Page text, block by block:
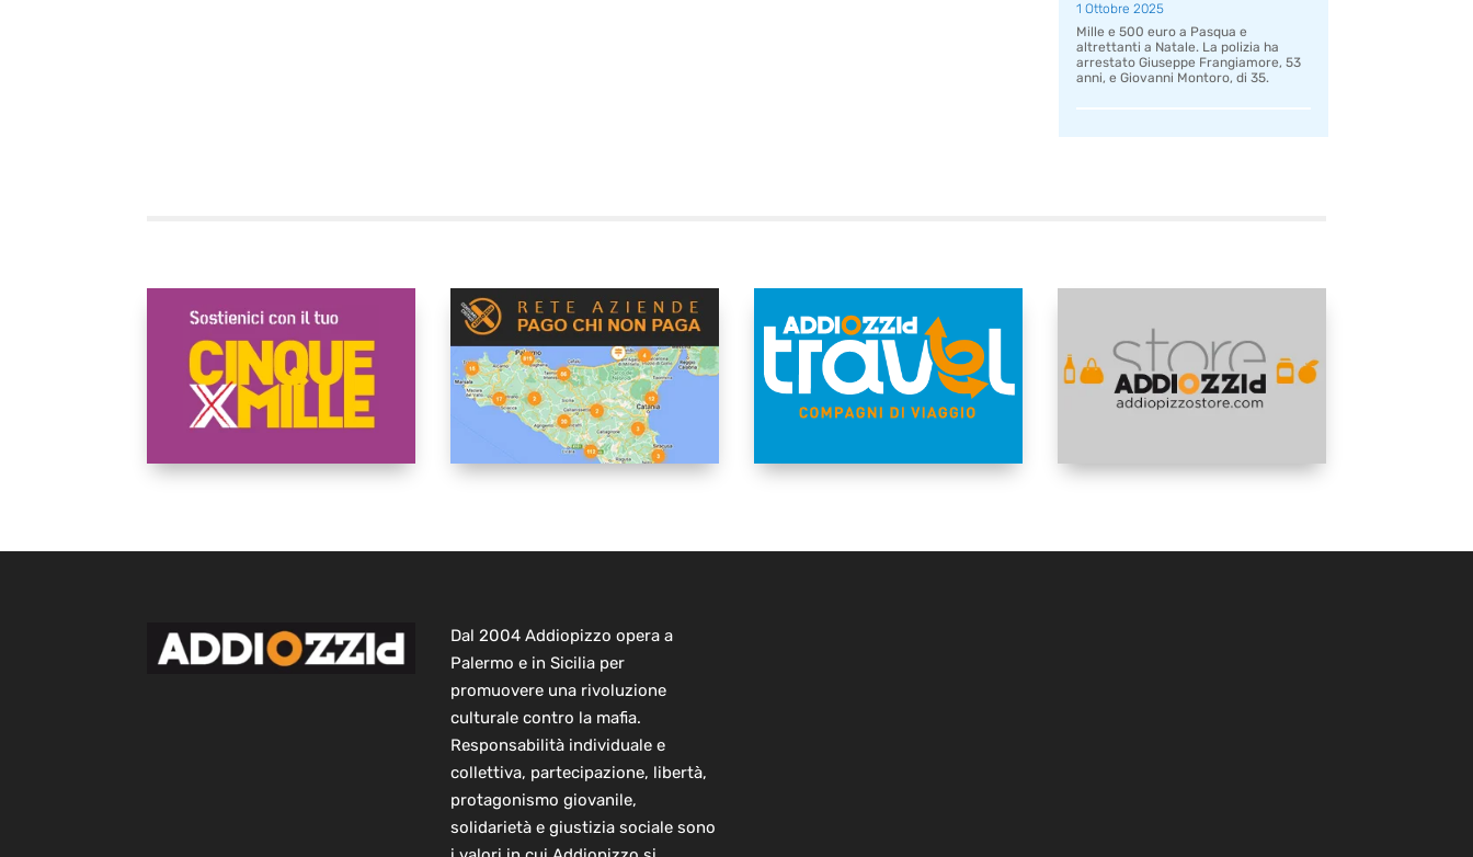
1 Ottobre 2025
Mille e 500 euro a Pasqua e
altrettanti a Natale. La polizia ha
arrestato Giuseppe Frangiamore, 53
anni, e Giovanni Montoro, di 35.
Dal 2004 Addiopizzo opera a
Palermo e in Sicilia per
promuovere una rivoluzione
culturale contro la mafia.
Responsabilità individuale e
collettiva, partecipazione, libertà,
protagonismo giovanile,
solidarietà e giustizia sociale sono